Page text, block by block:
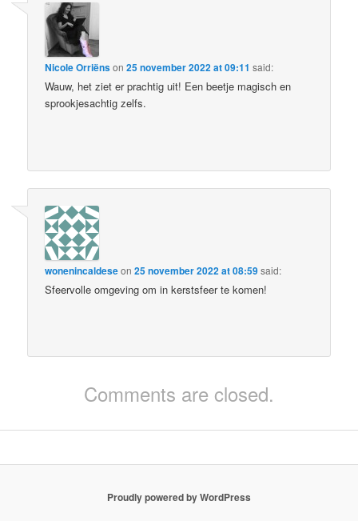
Nicole Orriënson25 november 2022 at 09:11 said:
Wauw, het ziet er prachtig uit! Een beetje magisch en
sprookjesachtig zelfs.
wonenincaldeseon25 november 2022 at 08:59said:
Sfeervolle omgeving om in kerstsfeer te komen!
Comments are closed.
Proudly powered by WordPress